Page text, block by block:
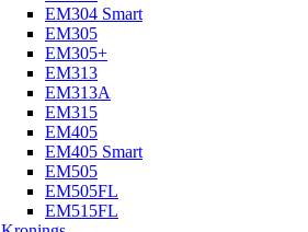
EM304 Smart
EM305
EM305+
EM313
EM313A
EM315
EM405
EM405 Smart
EM505
EM505FL
EM515FL